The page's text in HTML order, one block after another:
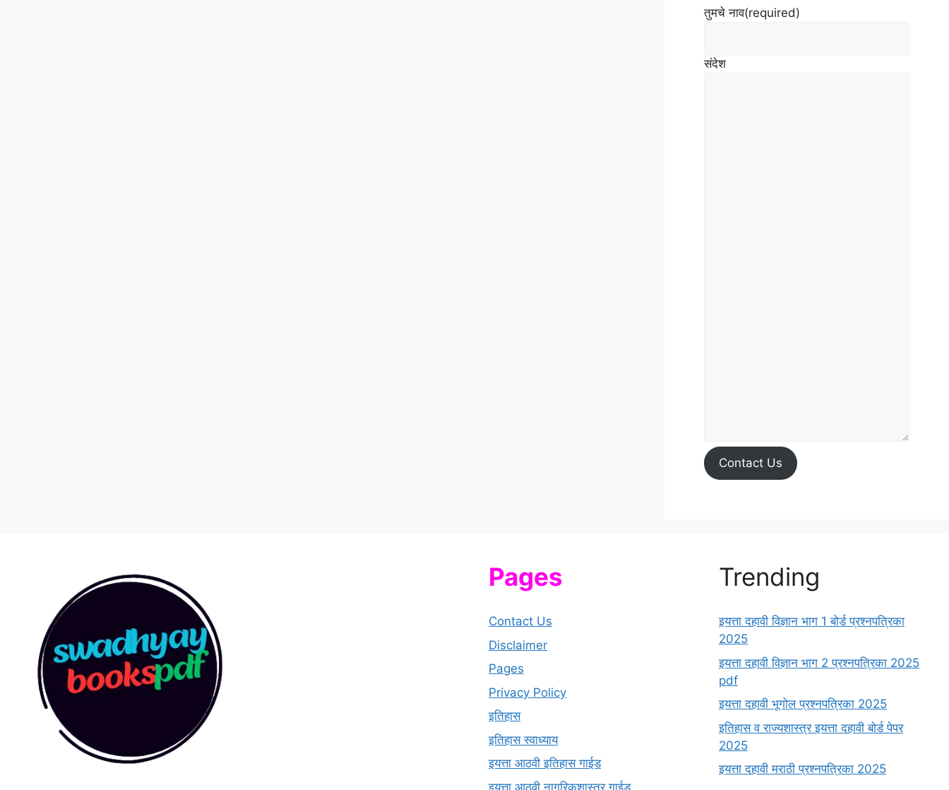
तुमचे नाव(required)
संदेश
Contact Us
Pages
Contact Us
Disclaimer
Pages
Privacy Policy
इतिहास
इतिहास स्वाध्याय
इयत्ता आठवी इतिहास गाईड
इयत्ता आठवी नागरिकशास्त्र गाईड
Trending
इयत्ता दहावी विज्ञान भाग 1 बोर्ड प्रश्नपत्रिका
2025
इयत्ता दहावी विज्ञान भाग 2 प्रश्नपत्रिका 2025
pdf
इयत्ता दहावी भूगोल प्रश्नपत्रिका 2025
इतिहास व राज्यशास्त्र इयत्ता दहावी बोर्ड पेपर
2025
इयत्ता दहावी मराठी प्रश्नपत्रिका 2025